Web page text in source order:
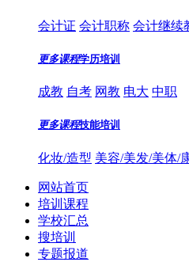
会计证 会计职称 会计继续
更多课程学历培训
成教 自考 网教 电大 中职
更多课程技能培训
化妆/造型 美容/美发/美体/
网站首页
培训课程
学校汇总
搜培训
专题报道